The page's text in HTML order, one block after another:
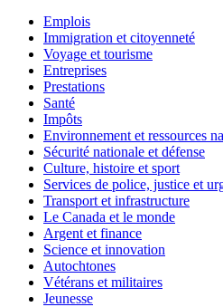
Emplois
Immigration et citoyenneté
Voyage et tourisme
Entreprises
Prestations
Santé
Impôts
Environnement et ressources
Sécurité nationale et défense
Culture, histoire et sport
Services de police, justice et
Transport et infrastructure
Le Canada et le monde
Argent et finance
Science et innovation
Autochtones
Vétérans et militaires
Jeunesse